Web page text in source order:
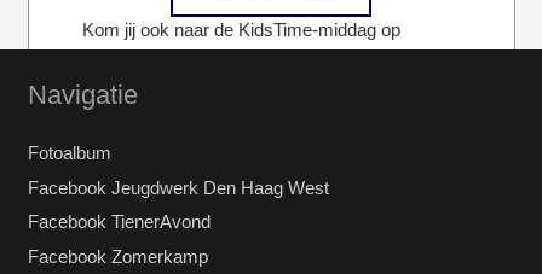
Kom jij ook naar de KidsTime-middag op
Valkennest (onderin de…
Navigatie
Fotoalbum
Facebook Jeugdwerk Den Haag West
Facebook TienerAvond
Facebook Zomerkamp